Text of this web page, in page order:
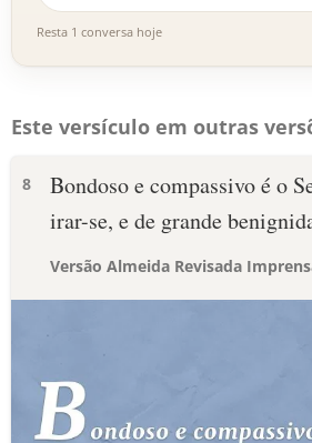
Resta 1 conversa hoje
Este versículo em outras
8
Bondoso e compassivo é o
irar-se, e de grande
Versão Almeida Revisada